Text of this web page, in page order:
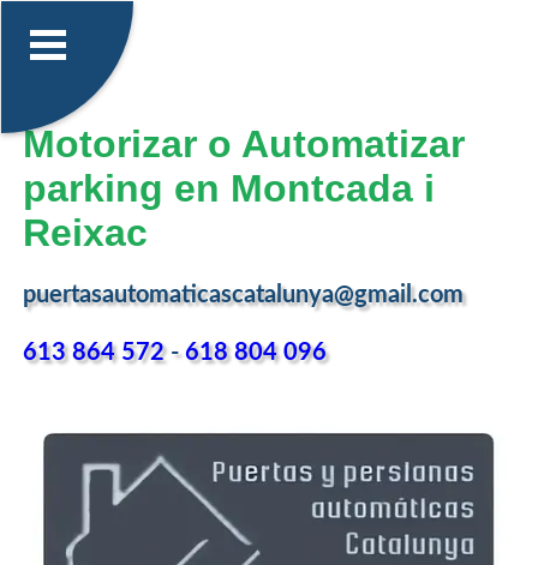
Motorizar o Automatizar
parking en Montcada i
Reixac
puertasautomaticascatalunya@gmail.com
613 864 572-618 804 096